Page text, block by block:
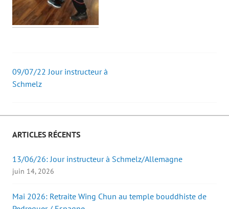
Post
09/07/22 Jour instructeur à
Schmelz
ARTICLES RÉCENTS
13/06/26: Jour instructeur à Schmelz/Allemagne
juin 14, 2026
Mai 2026: Retraite Wing Chun au temple bouddhiste de